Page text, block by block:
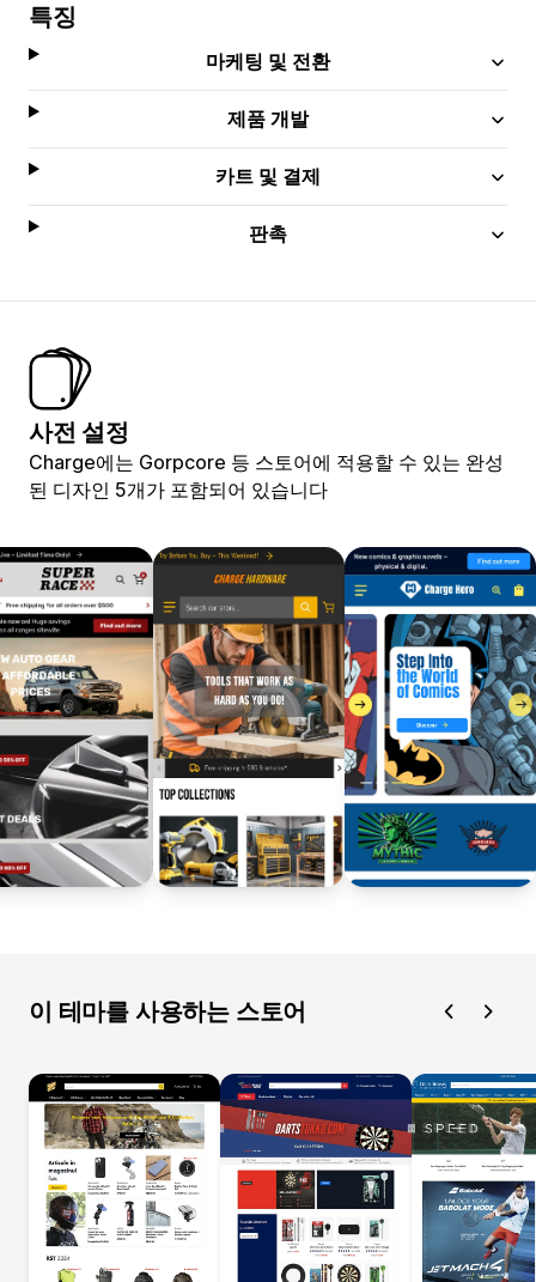
특징
마케팅 및 전환
제품 개발
카트 및 결제
판촉
사전 설정
Charge에는 Gorpcore 등 스토어에 적용할 수 있는 완성
된 디자인 5개가 포함되어 있습니다
이 테마를 사용하는 스토어